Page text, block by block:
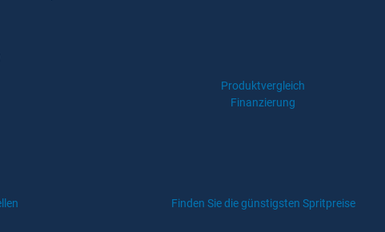
Produktvergleich
Finanzierung
Finden Sie die günstigsten Spritpreise